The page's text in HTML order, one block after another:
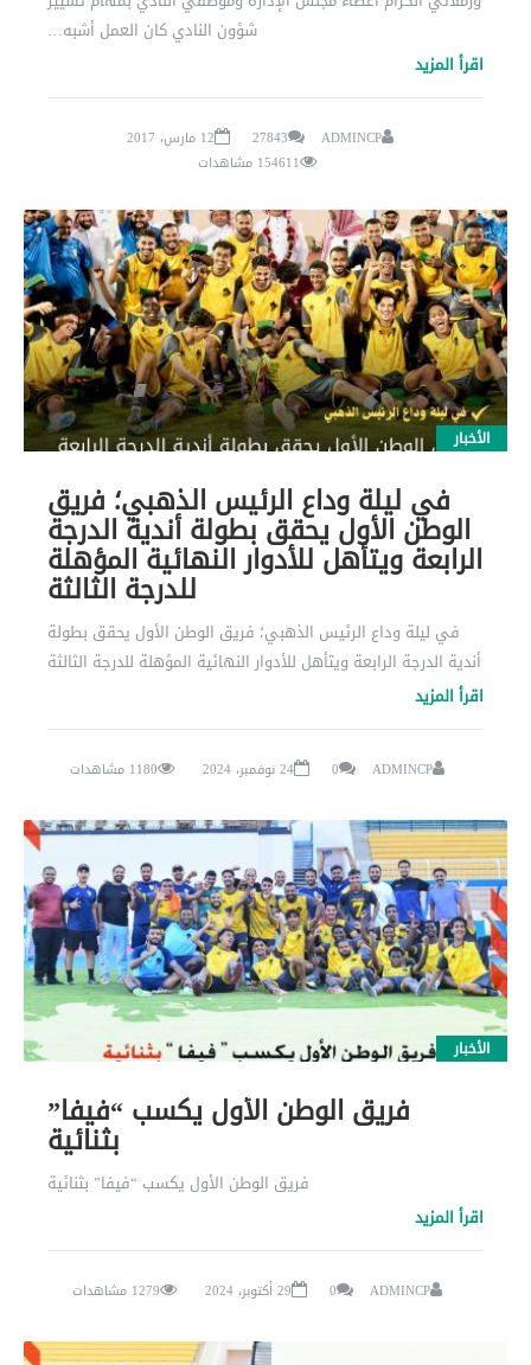
شؤون النادي كان العمل أشبه…
اقرأ المزيد
ADMINCP
27843
12 مارس، 2017
154611 مشاهدات
الأخبار
في ليلة وداع الرئيس الذهبي؛ فريق
الوطن الأول يحقق بطولة أندية الدرجة
الرابعة ويتأهل للأدوار النهائية المؤهلة
للدرجة الثالثة
في ليلة وداع الرئيس الذهبي؛ فريق الوطن الأول يحقق بطولة
أندية الدرجة الرابعة ويتأهل للأدوار النهائية المؤهلة للدرجة الثالثة
اقرأ المزيد
ADMINCP
0 24 نوفمبر، 2024 1180 مشاهدات
الأخبار
فريق الوطن الأول يكسب “فيفا”
بثنائية
فريق الوطن الأول يكسب “فيفا” بثنائية
اقرأ المزيد
ADMINCP
0 29 أكتوبر، 2024 1279 مشاهدات